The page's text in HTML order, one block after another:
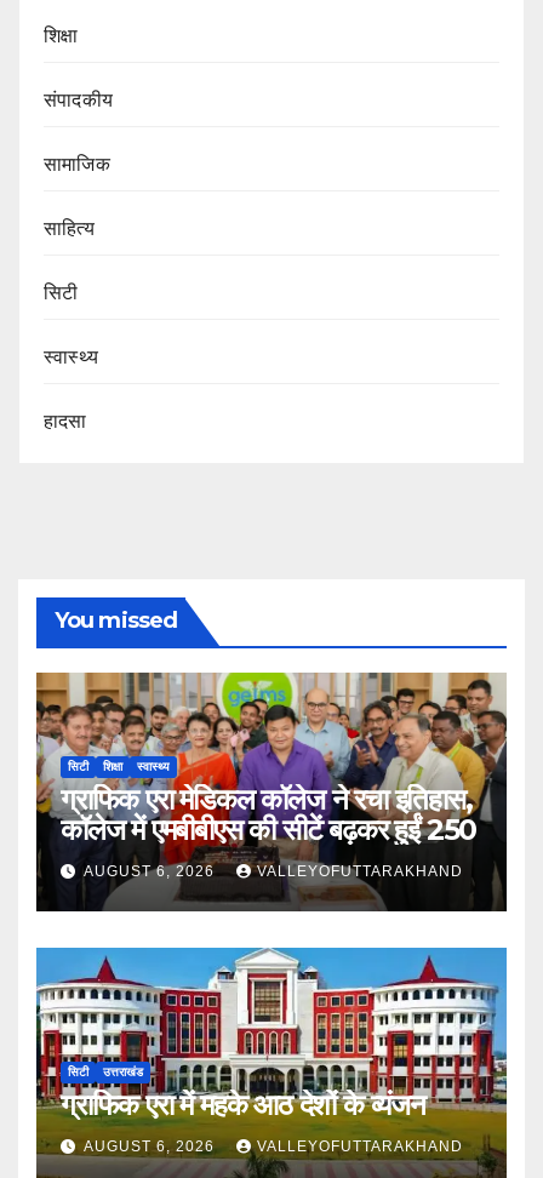
शिक्षा
संपादकीय
सामाजिक
साहित्य
सिटी
स्वास्थ्य
हादसा
You missed
सिटी शिक्षा स्वास्थ्य
ग्राफिक एरा मेडिकल कॉलेज ने रचा इतिहास,
कॉलेज में एमबीबीएस की सीटें बढ़कर हुईं 250
AUGUST 6, 2026 VALLEYOFUTTARAKHAND
सिटी उत्तराखंड
ग्राफिक एरा में महके आठ देशों के व्यंजन
AUGUST 6, 2026 VALLEYOFUTTARAKHAND